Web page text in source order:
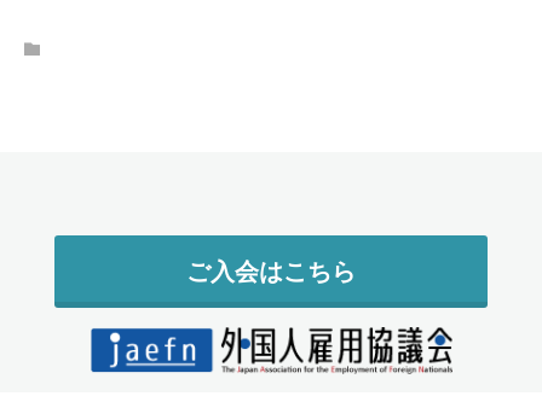
ご入会はこちら